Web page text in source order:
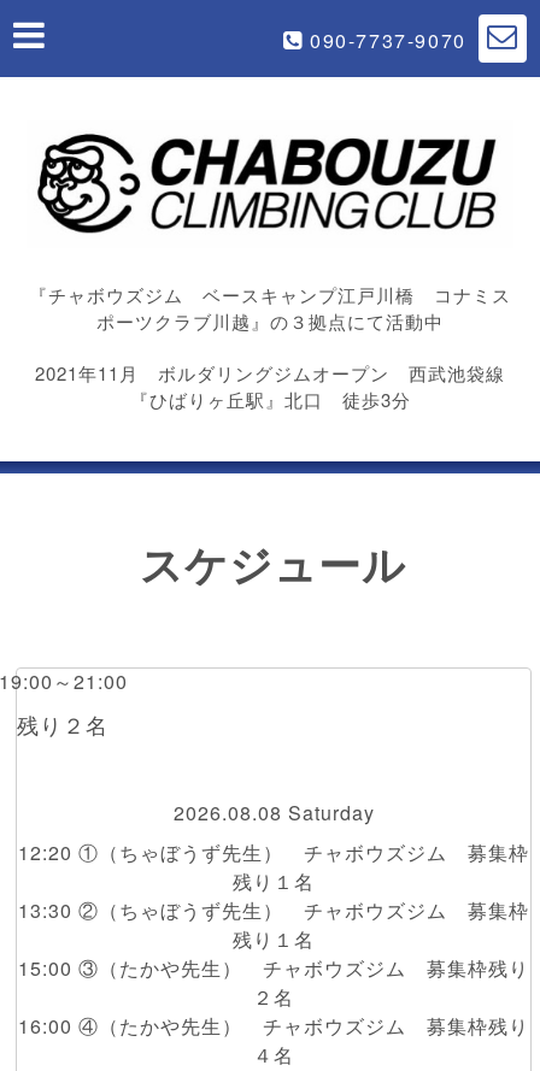
090-7737-9070
『チャボウズジム ベースキャンプ江戸川橋 コナミス
ポーツクラブ川越』の３拠点にて活動中
2021年11月 ボルダリングジムオープン 西武池袋線
『ひばりヶ丘駅』北口 徒歩3分
スケジュール
～21:00
り２名
2026.08.08 Saturday
12:20 ①（ちゃぼうず先生） チャボウズジム 募集枠
残り１名
13:30 ②（ちゃぼうず先生） チャボウズジム 募集枠
残り１名
15:00 ③（たかや先生） チャボウズジム 募集枠残り
２名
16:00 ④（たかや先生） チャボウズジム 募集枠残り
４名